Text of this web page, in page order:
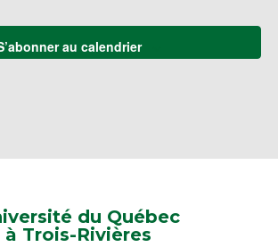
au calendrier
du Québec
à Trois-Rivières